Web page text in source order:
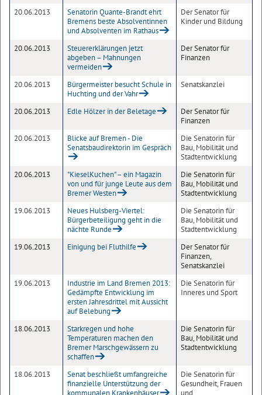
20.06.2013
Senatorin Quante-Brandt ehrt
Bremens beste Absolventinnen
und Absolventen im Rathaus
Der Senator für
Kinder und Bildung
20.06.2013
Steuererklärungen jetzt
abgeben – Mahnungen
vermeiden
Der Senator für
Finanzen
20.06.2013
Bürgermeister besucht Schule in
Huchting und der Vahr
Senatskanzlei
20.06.2013 Edle Hölzer in der Beletage
Der Senator für
Finanzen
20.06.2013
Blicke auf Bremen - Die
Senatsbaudirektorin im Gespräch
Die Senatorin für
Bau, Mobilität und
Stadtentwicklung
20.06.2013
"KieselKuchen" – ein Magazin
von und für junge Leute aus dem
Bremer Westen
Die Senatorin für
Bau, Mobilität und
Stadtentwicklung
19.06.2013
Neues Hulsberg-Viertel:
Bürgerbeteiligung geht in die
nächte Runde
Die Senatorin für
Bau, Mobilität und
Stadtentwicklung
19.06.2013
Einigung bei Fluthilfe
Der Senator für
Finanzen,
Senatskanzlei
19.06.2013
Industrie im Land Bremen 2013:
Gedämpfte Entwicklung im
ersten Jahresdrittel mit Aussicht
auf Belebung
Die Senatorin für
Inneres und Sport
18.06.2013
Starkregen und hohe
Temperaturen machen den
Bremer Marschgewässern zu
schaffen
Die Senatorin für
Bau, Mobilität und
Stadtentwicklung
18.06.2013
Senat beschließt umfangreiche
finanzielle Unterstützung der
kommunalen Krankenhäuser
Die Senatorin für
Gesundheit, Frauen
und